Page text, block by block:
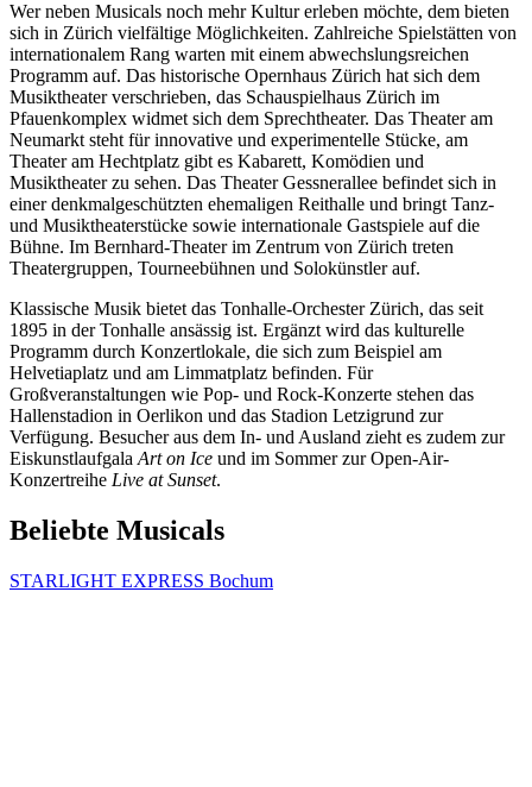
Wer neben Musicals noch mehr Kultur erleben möchte, dem bieten
sich in Zürich vielfältige Möglichkeiten. Zahlreiche Spielstätten von
internationalem Rang warten mit einem abwechslungsreichen
Programm auf. Das historische Opernhaus Zürich hat sich dem
Musiktheater verschrieben, das Schauspielhaus Zürich im
Pfauenkomplex widmet sich dem Sprechtheater. Das Theater am
Neumarkt steht für innovative und experimentelle Stücke, am
Theater am Hechtplatz gibt es Kabarett, Komödien und
Musiktheater zu sehen. Das Theater Gessnerallee befindet sich in
einer denkmalgeschützten ehemaligen Reithalle und bringt Tanz-
und Musiktheaterstücke sowie internationale Gastspiele auf die
Bühne. Im Bernhard-Theater im Zentrum von Zürich treten
Theatergruppen, Tourneebühnen und Solokünstler auf.
Klassische Musik bietet das Tonhalle-Orchester Zürich, das seit
1895 in der Tonhalle ansässig ist. Ergänzt wird das kulturelle
Programm durch Konzertlokale, die sich zum Beispiel am
Helvetiaplatz und am Limmatplatz befinden. Für
Großveranstaltungen wie Pop- und Rock-Konzerte stehen das
Hallenstadion in Oerlikon und das Stadion Letzigrund zur
Verfügung. Besucher aus dem In- und Ausland zieht es zudem zur
Eiskunstlaufgala Art on Ice und im Sommer zur Open-Air-
Konzertreihe Live at Sunset.
Beliebte Musicals
STARLIGHT EXPRESS Bochum